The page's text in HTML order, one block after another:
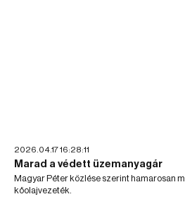
2026.04.17 16:28:11
Marad a védett üzemanyagár
Magyar Péter közlése szerint hamarosan
kőolajvezeték.